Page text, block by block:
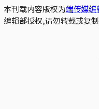
本刊载内容版权为端传媒编
编辑部授权,请勿转载或复